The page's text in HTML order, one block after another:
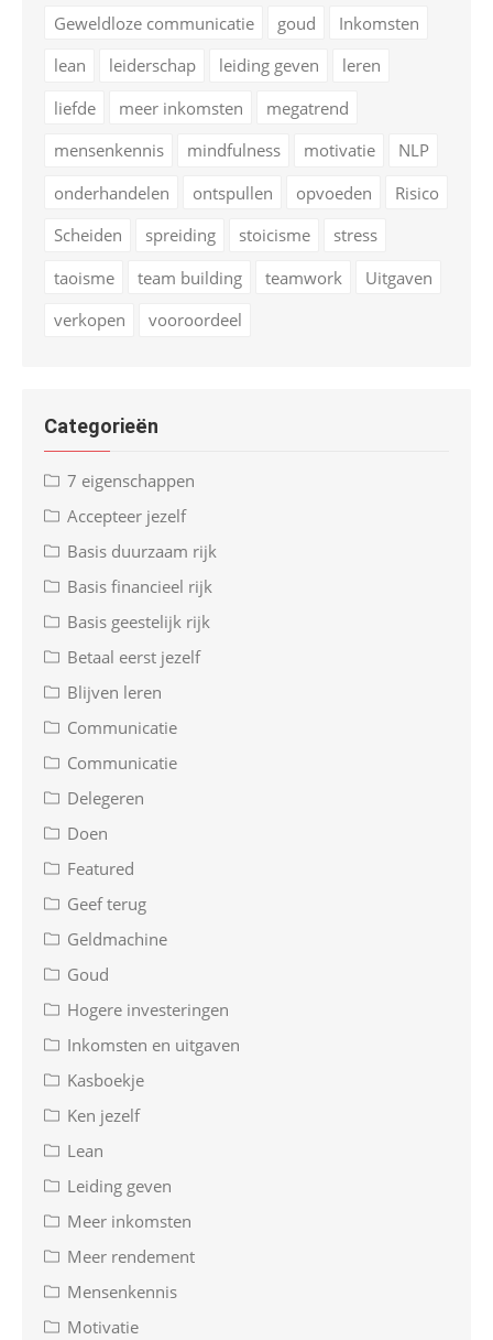
Geweldloze communicatie
goud
Inkomsten
lean
leiderschap leiding geven
leren
liefde
meer inkomsten
megatrend
mensenkennis
mindfulness motivatie
NLP
onderhandelen
ontspullen opvoeden
Risico
Scheiden
spreiding stoicisme
stress
taoisme
team building teamwork
Uitgaven
verkopen
vooroordeel
Categorieën
7 eigenschappen
Accepteer jezelf
Basis duurzaam rijk
Basis financieel rijk
Basis geestelijk rijk
Betaal eerst jezelf
Blijven leren
Communicatie
Communicatie
Delegeren
Doen
Featured
Geef terug
Geldmachine
Goud
Hogere investeringen
Inkomsten en uitgaven
Kasboekje
Ken jezelf
Lean
Leiding geven
Meer inkomsten
Meer rendement
Mensenkennis
Motivatie